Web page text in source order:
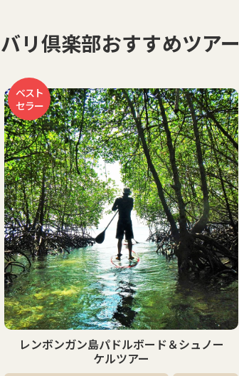
バリ倶楽部おすすめツアー
レンボンガン島マングローブ＆シュノー
ケルツアー